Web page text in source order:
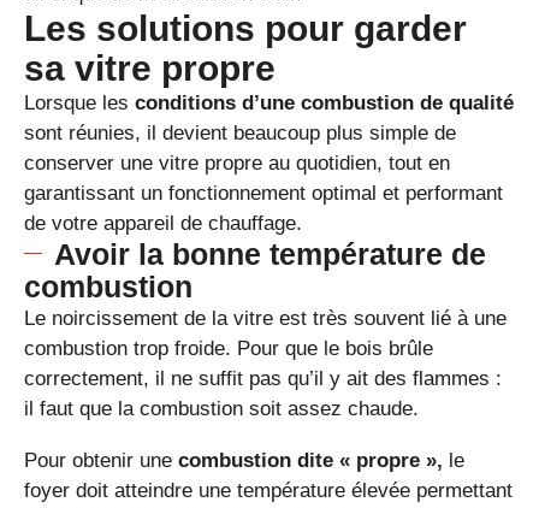
Les solutions pour garder
sa vitre propre
Lorsque les conditions d’une combustion de qualité
sont réunies, il devient beaucoup plus simple de
conserver une vitre propre au quotidien, tout en
garantissant un fonctionnement optimal et performant
de votre appareil de chauffage.
Avoir la bonne température de
combustion
Le noircissement de la vitre est très souvent lié à une
combustion trop froide. Pour que le bois brûle
correctement, il ne suffit pas qu’il y ait des flammes :
il faut que la combustion soit assez chaude.
Pour obtenir une combustion dite « propre », le
foyer doit atteindre une température élevée permettant